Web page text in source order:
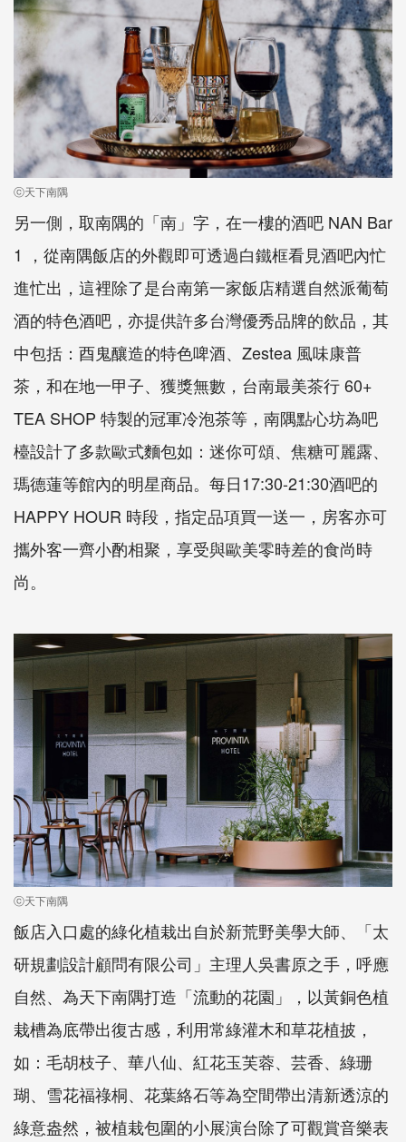
ⓒ天下南隅
另一側，取南隅的「南」字，在一樓的酒吧 NAN Bar
1 ，從南隅飯店的外觀即可透過白鐵框看見酒吧內忙
進忙出，這裡除了是台南第一家飯店精選自然派葡萄
酒的特色酒吧，亦提供許多台灣優秀品牌的飲品，其
中包括：酉鬼釀造的特色啤酒、Zestea 風味康普
茶，和在地一甲子、獲獎無數，台南最美茶行 60+
TEA SHOP 特製的冠軍冷泡茶等，南隅點心坊為吧
檯設計了多款歐式麵包如：迷你可頌、焦糖可麗露、
瑪德蓮等館內的明星商品。每日17:30-21:30酒吧的
HAPPY HOUR 時段，指定品項買一送一，房客亦可
攜外客一齊小酌相聚，享受與歐美零時差的食尚時
尚。
ⓒ天下南隅
飯店入口處的綠化植栽出自於新荒野美學大師、「太
研規劃設計顧問有限公司」主理人吳書原之手，呼應
自然、為天下南隅打造「流動的花園」，以黃銅色植
栽槽為底帶出復古感，利用常綠灌木和草花植披，
如：毛胡枝子、華八仙、紅花玉芙蓉、芸香、綠珊
瑚、雪花福祿桐、花葉絡石等為空間帶出清新透涼的
綠意盎然，被植栽包圍的小展演台除了可觀賞音樂表